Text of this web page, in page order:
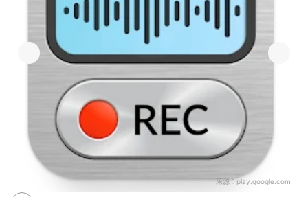
來源：play.google.com